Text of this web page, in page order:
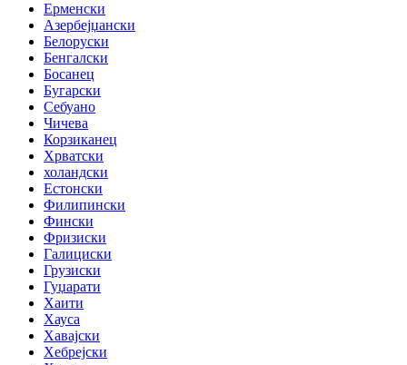
Ерменски
Азербејџански
Белоруски
Бенгалски
Босанец
Бугарски
Себуано
Чичева
Корзиканец
Хрватски
холандски
Естонски
Филипински
Фински
Фризиски
Галициски
Грузиски
Гуџарати
Хаити
Хауса
Хавајски
Хебрејски